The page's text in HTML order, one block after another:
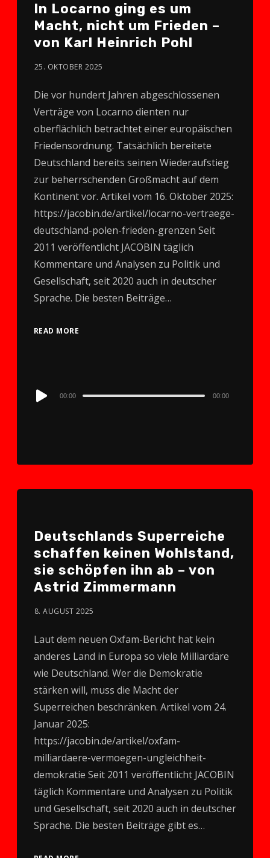
In Locarno ging es um
Macht, nicht um Frieden –
von Karl Heinrich Pohl
25. OKTOBER 2025
Die vor hundert Jahren abgeschlossenen
Verträge von Locarno dienten nur
oberflächlich betrachtet einer europäischen
Friedensordnung. Tatsächlich bereitete
Deutschland bereits seinen Wiederaufstieg
zur beherrschenden Großmacht auf dem
Kontinent vor. Artikel vom 16. Oktober 2025:
https://jacobin.de/artikel/locarno-vertraege-
deutschland-polen-frieden-grenzen Seit
2011 veröffentlicht JACOBIN täglich
Kommentare und Analysen zu Politik und
Gesellschaft, seit 2020 auch in deutscher
Sprache. Die besten Beiträge…
READ MORE
Audio
00:00 00:00
Deutschlands Superreiche
schaffen keinen Wohlstand,
sie schöpfen ihn ab – von
Astrid Zimmermann
8. AUGUST 2025
Laut dem neuen Oxfam-Bericht hat kein
anderes Land in Europa so viele Milliardäre
wie Deutschland. Wer die Demokratie
stärken will, muss die Macht der
Superreichen beschränken. Artikel vom 24.
Januar 2025:
https://jacobin.de/artikel/oxfam-
milliardaere-vermoegen-ungleichheit-
demokratie Seit 2011 veröffentlicht JACOBIN
täglich Kommentare und Analysen zu Politik
und Gesellschaft, seit 2020 auch in deutscher
Sprache. Die besten Beiträge gibt es…